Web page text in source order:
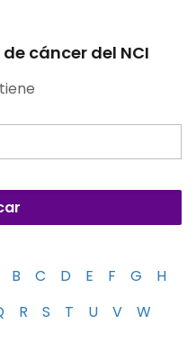
cáncer del NCI
B C D E F G
H
R S T U V
W